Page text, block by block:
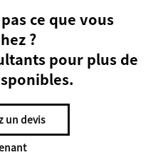
ce que vous
?
pour plus de
un devis